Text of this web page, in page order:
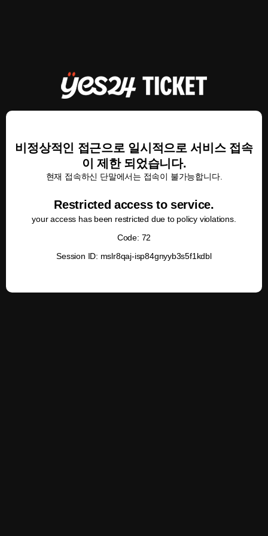
비정상적인 접근으로 일시적으로 서비스 접속
이 제한 되었습니다.
현재 접속하신 단말에서는 접속이 불가능합니다.
Restricted access to service.
your access has been restricted due to policy violations.
Code: 72
Session ID: mslr8qaj-isp84gnyyb3s5f1kdbl